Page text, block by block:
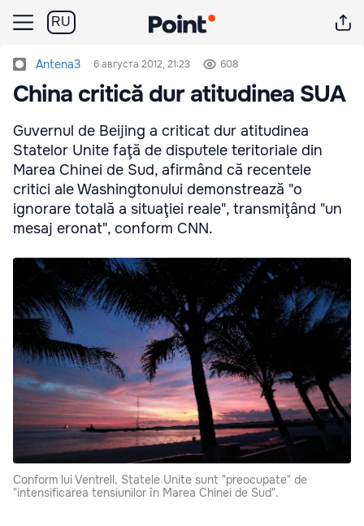
RU
Antena3 6 августа 2012, 21:23 608
China critică dur atitudinea SUA
Guvernul de Beijing a criticat dur atitudinea
Statelor Unite faţă de disputele teritoriale din
Marea Chinei de Sud, afirmând că recentele
critici ale Washingtonului demonstrează "o
ignorare totală a situaţiei reale", transmiţând "un
mesaj eronat", conform CNN.
Conform lui Ventrell, Statele Unite sunt "preocupate" de
"intensificarea tensiunilor în Marea Chinei de Sud".